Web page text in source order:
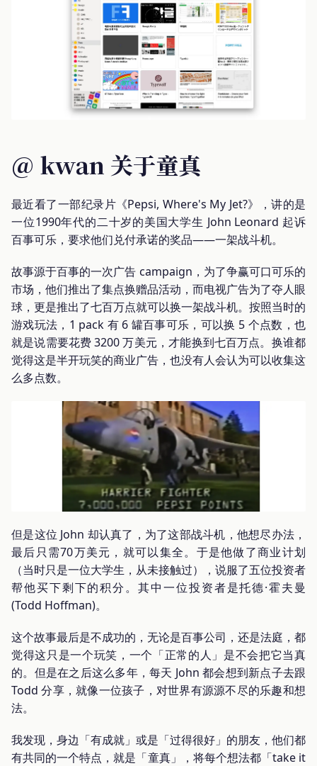
@ kwan 关于童真
最近看了一部纪录片《Pepsi, Where's My Jet?》，讲的是
一位1990年代的二十岁的美国大学生 John Leonard 起诉
百事可乐，要求他们兑付承诺的奖品——一架战斗机。
故事源于百事的一次广告 campaign，为了争赢可口可乐的
市场，他们推出了集点换赠品活动，而电视广告为了夺人眼
球，更是推出了七百万点就可以换一架战斗机。按照当时的
游戏玩法，1 pack 有 6 罐百事可乐，可以换 5 个点数，也
就是说需要花费 3200 万美元，才能换到七百万点。换谁都
觉得这是半开玩笑的商业广告，也没有人会认为可以收集这
么多点数。
但是这位 John 却认真了，为了这部战斗机，他想尽办法，
最后只需70万美元，就可以集全。于是他做了商业计划
（当时只是一位大学生，从未接触过），说服了五位投资者
帮他买下剩下的积分。其中一位投资者是托德·霍夫曼
(Todd Hoffman)。
这个故事最后是不成功的，无论是百事公司，还是法庭，都
觉得这只是一个玩笑，一个「正常的人」是不会把它当真
的。但是在之后这么多年，每天 John 都会想到新点子去跟
Todd 分享，就像一位孩子，对世界有源源不尽的乐趣和想
法。
我发现，身边「有成就」或是「过得很好」的朋友，他们都
有共同的一个特点，就是「童真」，将每个想法都「take it